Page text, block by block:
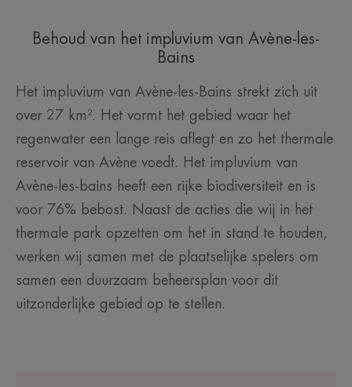
Behoud van het impluvium van Avène-les-
Bains
Het impluvium van Avène-les-Bains strekt zich uit
over 27 km². Het vormt het gebied waar het
regenwater een lange reis aflegt en zo het thermale
reservoir van Avène voedt. Het impluvium van
Avène-les-bains heeft een rijke biodiversiteit en is
voor 76% bebost. Naast de acties die wij in het
thermale park opzetten om het in stand te houden,
werken wij samen met de plaatselijke spelers om
samen een duurzaam beheersplan voor dit
uitzonderlijke gebied op te stellen.